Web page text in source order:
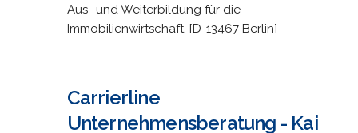
Aus- und Weiterbildung für die
Immobilienwirtschaft. [D-13467 Berlin]
Carrierline
Unternehmensberatung - Kai